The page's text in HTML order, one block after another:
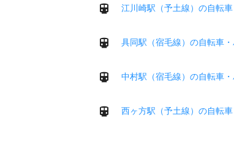
江川崎駅（予土線）の自転
具同駅（宿毛線）の自転車
中村駅（宿毛線）の自転車
西ヶ方駅（予土線）の自転